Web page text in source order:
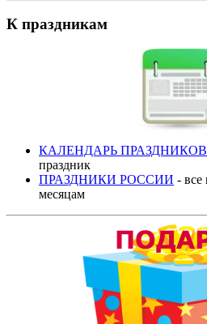
К праздникам
КАЛЕНДАРЬ ПРАЗДНИКОВ
праздник
ПРАЗДНИКИ РОССИИ - все
месяцам